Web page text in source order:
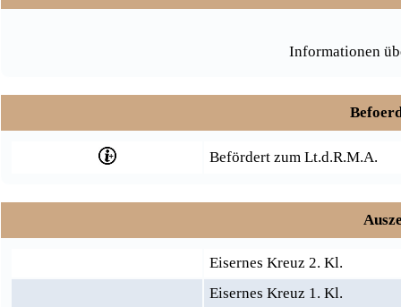
Informationen
Befördert zum Lt.d.R.M.A.
Eisernes Kreuz 2. Kl.
Eisernes Kreuz 1. Kl.